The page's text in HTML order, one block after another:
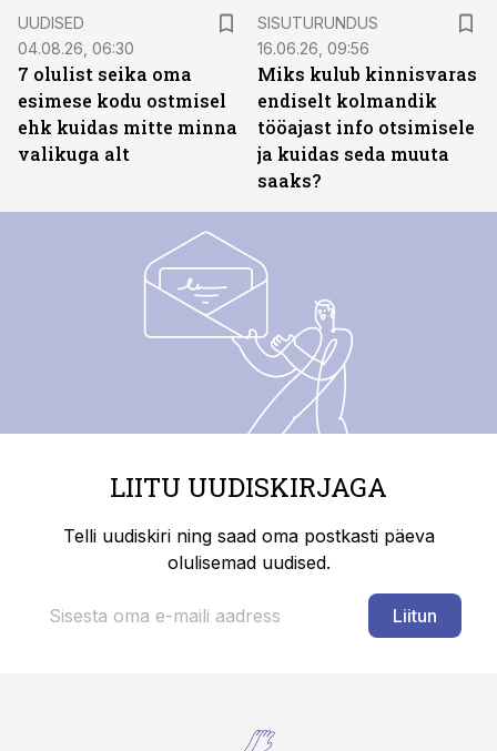
UUDISED
04.08.26, 06:30
7 olulist seika oma
esimese kodu ostmisel
ehk kuidas mitte minna
valikuga alt
SISUTURUNDUS
16.06.26, 09:56
Miks kulub kinnisvaras
endiselt kolmandik
tööajast info otsimisele
ja kuidas seda muuta
saaks?
LIITU UUDISKIRJAGA
Telli uudiskiri ning saad oma postkasti päeva
olulisemad uudised.
Liitun